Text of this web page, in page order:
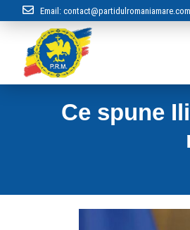
Email: contact@partidulromaniamare.com
Ce spune